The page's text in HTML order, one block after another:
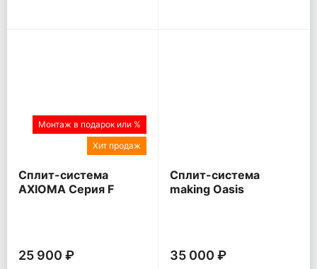
Монтаж в подарок или %
Хит продаж
Сплит-система
AXIOMA Серия F
25 900 ₽
Сплит-система
making Oasis
35 000 ₽